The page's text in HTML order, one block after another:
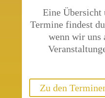
Eine Übersicht
Termine findest
wenn wir uns
Zu den